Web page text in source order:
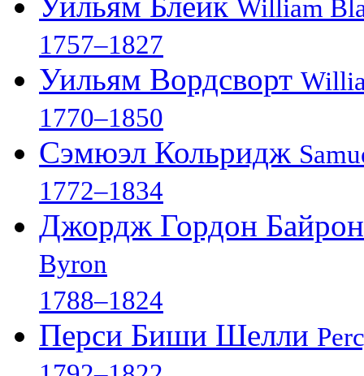
William
1757–1827
Уильям Вордсворт
1770–1850
Сэмюэл Кольридж
1772–1834
Джордж Гордон
Byron
1788–1824
Перси Биши Шелли